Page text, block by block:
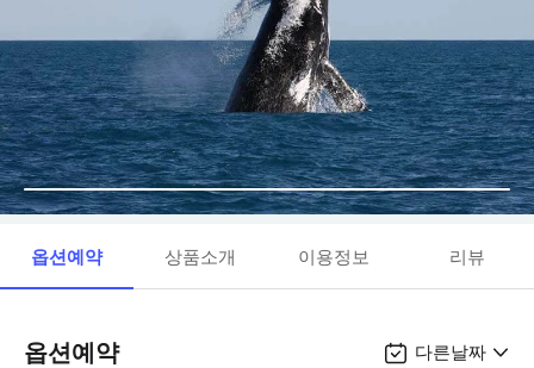
옵션예약 상품소개 이용정보 리뷰
옵션예약 다른날짜